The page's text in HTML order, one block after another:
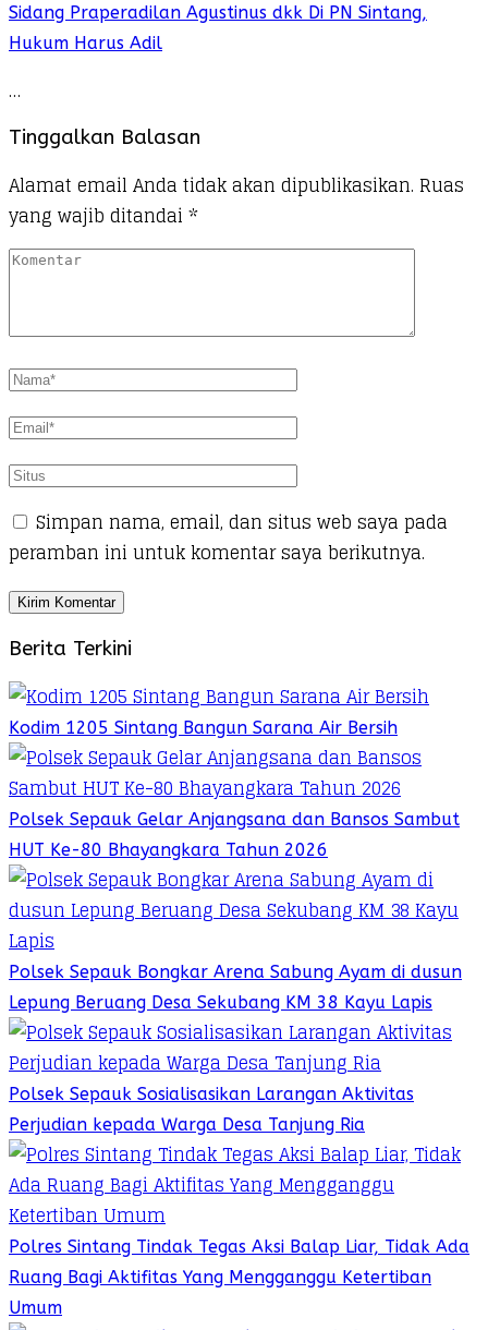
Sidang Praperadilan Agustinus dkk Di PN Sintang,
Hukum Harus Adil
…
Tinggalkan Balasan
Alamat email Anda tidak akan dipublikasikan. Ruas
yang wajib ditandai *
Simpan nama, email, dan situs web saya pada
peramban ini untuk komentar saya berikutnya.
Berita Terkini
Kodim 1205 Sintang Bangun Sarana Air Bersih
Polsek Sepauk Gelar Anjangsana dan Bansos Sambut
HUT Ke-80 Bhayangkara Tahun 2026
Polsek Sepauk Bongkar Arena Sabung Ayam di dusun
Lepung Beruang Desa Sekubang KM 38 Kayu Lapis
Polsek Sepauk Sosialisasikan Larangan Aktivitas
Perjudian kepada Warga Desa Tanjung Ria
Polres Sintang Tindak Tegas Aksi Balap Liar, Tidak Ada
Ruang Bagi Aktifitas Yang Mengganggu Ketertiban
Umum